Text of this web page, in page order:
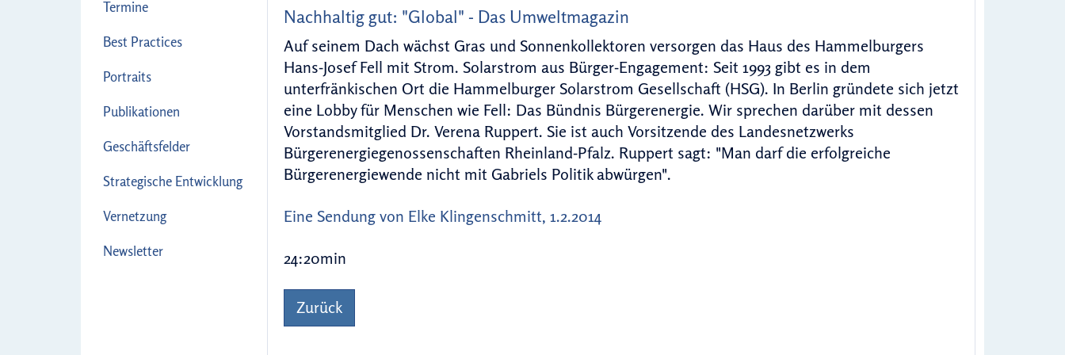
Termine
Best Practices
Portraits
Publikationen
Geschäftsfelder
Strategische Entwicklung
Vernetzung
Newsletter
Nachhaltig gut: "Global" - Das Umweltmagazin
Auf seinem Dach wächst Gras und Sonnenkollektoren versorgen das Haus des Hammelburgers
Hans-Josef Fell mit Strom. Solarstrom aus Bürger-Engagement: Seit 1993 gibt es in dem
unterfränkischen Ort die Hammelburger Solarstrom Gesellschaft (HSG). In Berlin gründete sich jetzt
eine Lobby für Menschen wie Fell: Das Bündnis Bürgerenergie. Wir sprechen darüber mit dessen
Vorstandsmitglied Dr. Verena Ruppert. Sie ist auch Vorsitzende des Landesnetzwerks
Bürgerenergiegenossenschaften Rheinland-Pfalz. Ruppert sagt: "Man darf die erfolgreiche
Bürgerenergiewende nicht mit Gabriels Politik abwürgen".
Eine Sendung von Elke Klingenschmitt, 1.2.2014
24:20min
Zurück